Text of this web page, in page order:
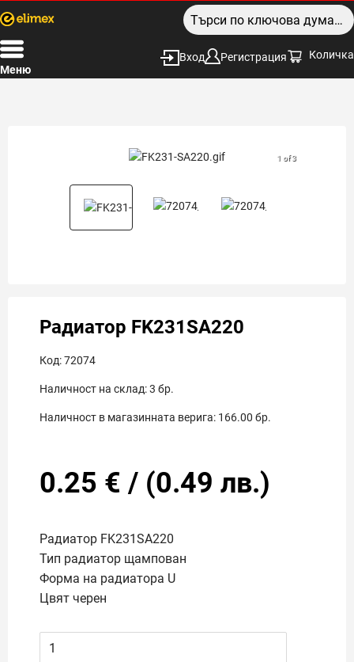
Меню
Вход Регистрация Количка
1 of 3
Радиатор FK231SA220
Код:72074
Наличност на склад:3 бр.
Наличност в магазинната верига: 166.00 бр.
0.25 € / (0.49 лв.)
Радиатор FK231SA220
Тип радиатор щампован
Форма на радиатора U
Цвят черен